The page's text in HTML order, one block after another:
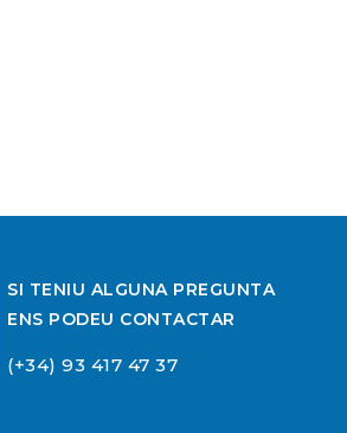
SI TENIU ALGUNA PREGUNTA
ENS PODEU CONTACTAR
(+34) 93 417 47 37